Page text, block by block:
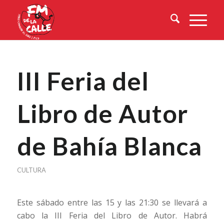
III Feria del
Libro de Autor
de Bahía Blanca
CULTURA
Este sábado entre las 15 y las 21:30 se llevará a
cabo la III Feria del Libro de Autor. Habrá